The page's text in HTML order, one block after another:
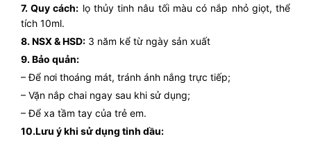
7. Quy cách: lọ thủy tinh nâu tối màu có nắp nhỏ giọt, thể
tích 10ml.
8. NSX & HSD: 3 năm kể từ ngày sản xuất
9. Bảo quản:
– Để nơi thoáng mát, tránh ánh nắng trực tiếp;
– Vặn nắp chai ngay sau khi sử dụng;
– Để xa tầm tay của trẻ em.
10.Lưu ý khi sử dụng tinh dầu: